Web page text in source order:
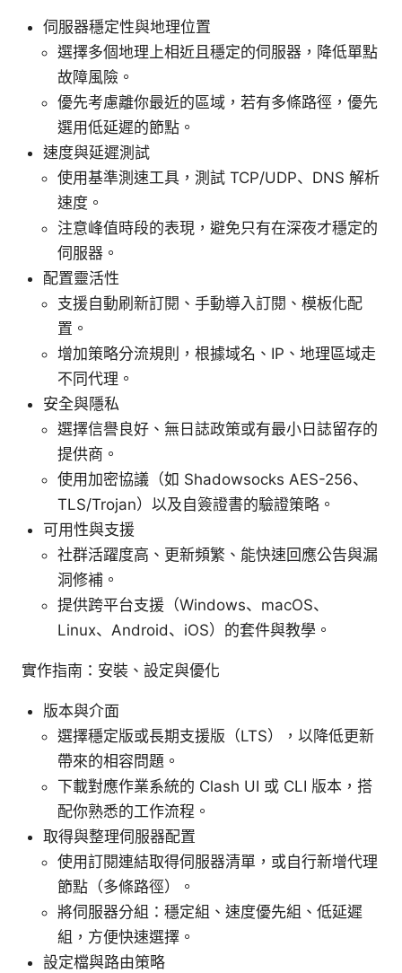
伺服器穩定性與地理位置
選擇多個地理上相近且穩定的伺服器，降低單點
故障風險。
優先考慮離你最近的區域，若有多條路徑，優先
選用低延遲的節點。
速度與延遲測試
使用基準測速工具，測試 TCP/UDP、DNS 解析
速度。
注意峰值時段的表現，避免只有在深夜才穩定的
伺服器。
配置靈活性
支援自動刷新訂閱、手動導入訂閱、模板化配
置。
增加策略分流規則，根據域名、IP、地理區域走
不同代理。
安全與隱私
選擇信譽良好、無日誌政策或有最小日誌留存的
提供商。
使用加密協議（如 Shadowsocks AES-256、
TLS/Trojan）以及自簽證書的驗證策略。
可用性與支援
社群活躍度高、更新頻繁、能快速回應公告與漏
洞修補。
提供跨平台支援（Windows、macOS、
Linux、Android、iOS）的套件與教學。
實作指南：安裝、設定與優化
版本與介面
選擇穩定版或長期支援版（LTS），以降低更新
帶來的相容問題。
下載對應作業系統的 Clash UI 或 CLI 版本，搭
配你熟悉的工作流程。
取得與整理伺服器配置
使用訂閱連結取得伺服器清單，或自行新增代理
節點（多條路徑）。
將伺服器分組：穩定組、速度優先組、低延遲
組，方便快速選擇。
設定檔與路由策略